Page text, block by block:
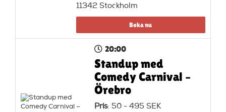
11342 Stockholm
Boka nu
20:00
Standup med
Comedy Carnival –
Örebro
Pris: 50 - 495 SEK